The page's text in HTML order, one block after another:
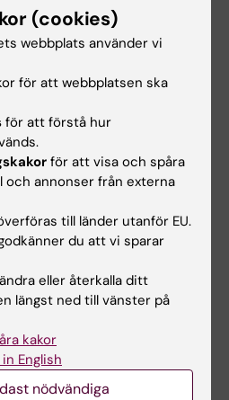
Adolfsson
Anstedt
(cookies)
webbplats använder vi
för att webbplatsen ska
för att förstå hur
för att visa och spåra
och annonser från externa
till länder utanför EU.
du att vi sparar
eller återkalla ditt
längst ned till vänster på
kakor
English
nödvändiga